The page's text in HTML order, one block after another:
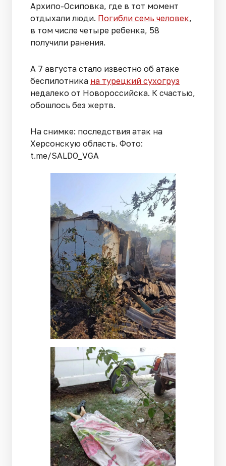
Архипо-Осиповка, где в тот момент
отдыхали люди. Погибли семь человек,
в том числе четыре ребенка, 58
получили ранения.
А 7 августа стало известно об атаке
беспилотника на турецкий сухогруз
недалеко от Новороссийска. К счастью,
обошлось без жертв.
На снимке: последствия атак на
Херсонскую область. Фото:
t.me/SALDO_VGA